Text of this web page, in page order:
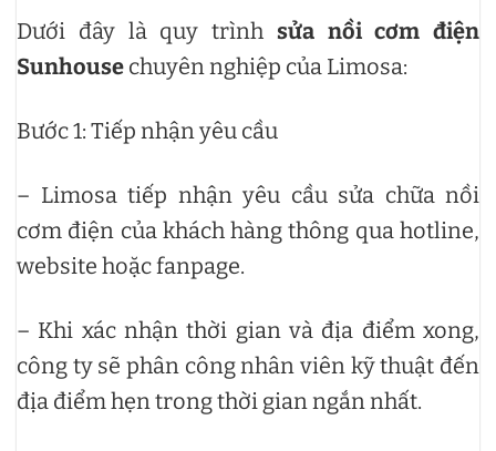
Dưới đây là quy trình sửa nồi cơm điện
Sunhouse chuyên nghiệp của Limosa:
Bước 1: Tiếp nhận yêu cầu
– Limosa tiếp nhận yêu cầu sửa chữa nồi
cơm điện của khách hàng thông qua hotline,
website hoặc fanpage.
– Khi xác nhận thời gian và địa điểm xong,
công ty sẽ phân công nhân viên kỹ thuật đến
địa điểm hẹn trong thời gian ngắn nhất.